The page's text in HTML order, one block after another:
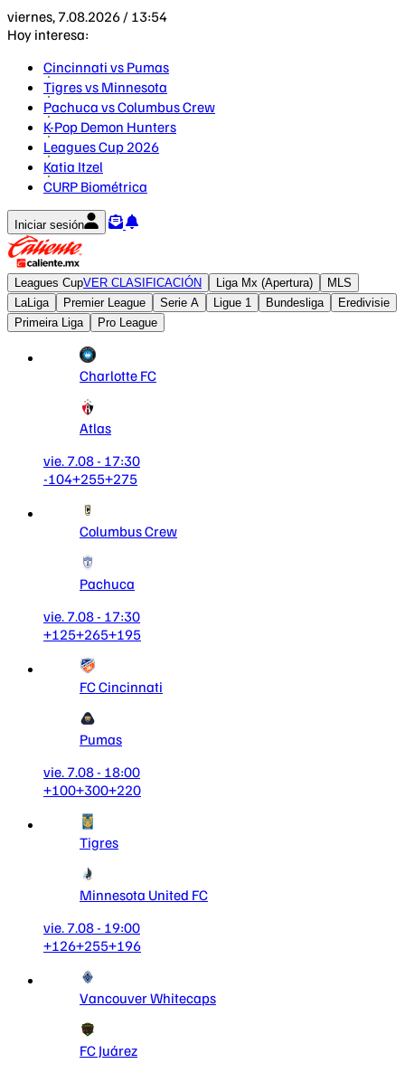
viernes, 7.08.2026 / 13:54
Hoy interesa:
Cincinnati vs Pumas
Tigres vs Minnesota
Pachuca vs Columbus Crew
K-Pop Demon Hunters
Leagues Cup 2026
Katia Itzel
CURP Biométrica
Iniciar sesión
Leagues CupVER CLASIFICACIÓN Liga Mx (Apertura)
MLS
LaLiga
Premier League Serie A Ligue 1 Bundesliga
Eredivisie
Primeira Liga
Pro League
Charlotte FC
Atlas
vie. 7.08 - 17:30
-104+255+275
Columbus Crew
Pachuca
vie. 7.08 - 17:30
+125+265+195
FC Cincinnati
Pumas
vie. 7.08 - 18:00
+100+300+220
Tigres
Minnesota United FC
vie. 7.08 - 19:00
+126+255+196
Vancouver Whitecaps
FC Juárez